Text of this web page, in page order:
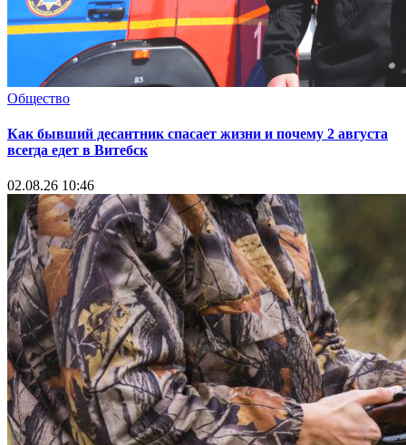
Общество
Как бывший десантник спасает жизни и почему 2 августа
всегда едет в Витебск
02.08.26 10:46